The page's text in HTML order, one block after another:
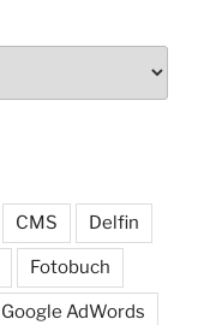
CMS Delfin
Fotobuch
Google AdWords